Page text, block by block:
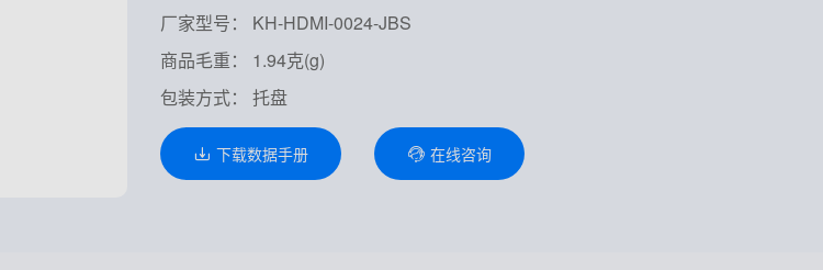
厂家型号： KH-HDMI-0024-JBS
商品毛重： 1.94克(g)
包装方式： 托盘
下载数据手册 在线咨询